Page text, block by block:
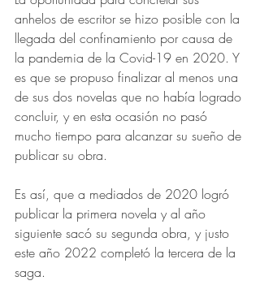
anhelos de escritor se hizo posible con la
llegada del confinamiento por causa de
la pandemia de la Covid-19 en 2020. Y
es que se propuso finalizar al menos una
de sus dos novelas que no había logrado
concluir, y en esta ocasión no pasó
mucho tiempo para alcanzar su sueño de
publicar su obra.
Es así, que a mediados de 2020 logró
publicar la primera novela y al año
siguiente sacó su segunda obra, y justo
este año 2022 completó la tercera de la
saga.